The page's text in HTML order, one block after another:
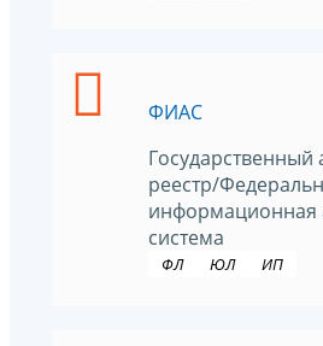
ФИАС
Государственный
реестр/
информационная
система
ФЛ ЮЛ ИП